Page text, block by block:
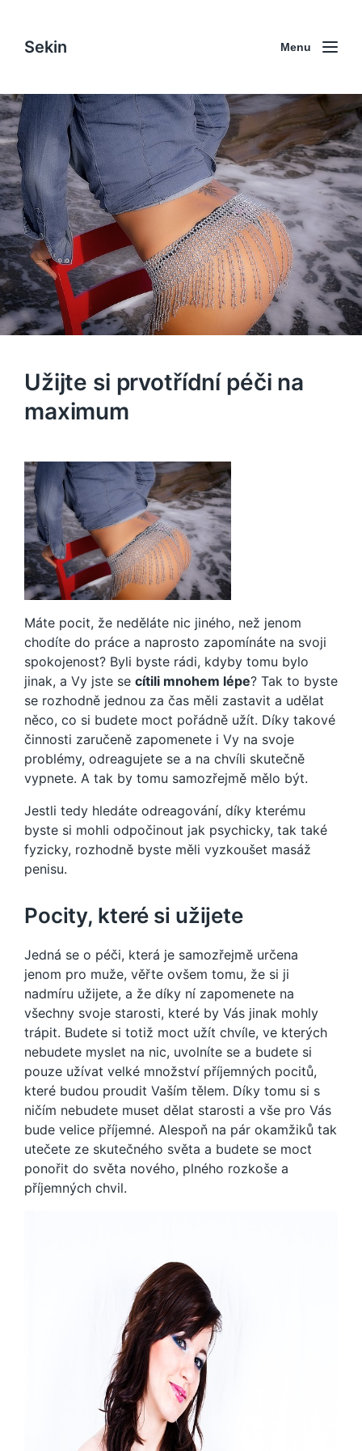
Sekin Menu
Užijte si prvotřídní péči na
maximum
Máte pocit, že neděláte nic jiného, než jenom
chodíte do práce a naprosto zapomínáte na svoji
spokojenost? Byli byste rádi, kdyby tomu bylo
jinak, a Vy jste se cítili mnohem lépe? Tak to byste
se rozhodně jednou za čas měli zastavit a udělat
něco, co si budete moct pořádně užít. Díky takové
činnosti zaručeně zapomenete i Vy na svoje
problémy, odreagujete se a na chvíli skutečně
vypnete. A tak by tomu samozřejmě mělo být.
Jestli tedy hledáte odreagování, díky kterému
byste si mohli odpočinout jak psychicky, tak také
fyzicky, rozhodně byste měli vyzkoušet masáž
penisu.
Pocity, které si užijete
Jedná se o péči, která je samozřejmě určena
jenom pro muže, věřte ovšem tomu, že si ji
nadmíru užijete, a že díky ní zapomenete na
všechny svoje starosti, které by Vás jinak mohly
trápit. Budete si totiž moct užít chvíle, ve kterých
nebudete myslet na nic, uvolníte se a budete si
pouze užívat velké množství příjemných pocitů,
které budou proudit Vaším tělem. Díky tomu si s
ničím nebudete muset dělat starosti a vše pro Vás
bude velice příjemné. Alespoň na pár okamžiků tak
utečete ze skutečného světa a budete se moct
ponořit do světa nového, plného rozkoše a
příjemných chvil.